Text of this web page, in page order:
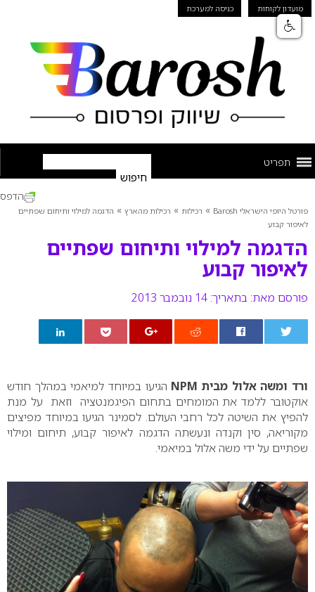
מועדון לקוחות כניסה למערכת
תפריט
פורטל היופי הישראלי Barosh » רכילות » רכילות מהארץ » הדגמה למילוי ותיחום שפתיים
לאיפור קבוע
הדגמה למילוי ותיחום שפתיים
לאיפור קבוע
פורסם מאת: בתאריך: 14 נובמבר 2013
הדפס
ורד ומשה אלול מבית NPM
הגיעו במיוחד למיאמי במהלך חודש
אוקטובר ללמד את המומחים בתחום הפיגמנטציה וזאת על מנת
להפיץ את השיטה לכל רחבי העולם. לסמינר הגיעו במיוחד מפיצים
מקוריאה, סין וקנדה ונעשתה הדגמה לאיפור קבוע, תיחום ומילוי
שפתיים על ידי משה אלול במיאמי.